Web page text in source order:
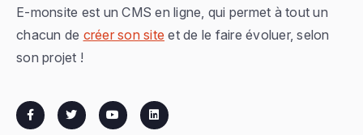
E-monsite est un CMS en ligne, qui permet à tout un
chacun de créer son site et de le faire évoluer, selon
son projet !